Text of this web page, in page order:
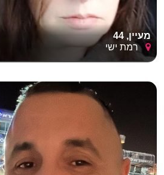
מעיין, 44
רמת ישי